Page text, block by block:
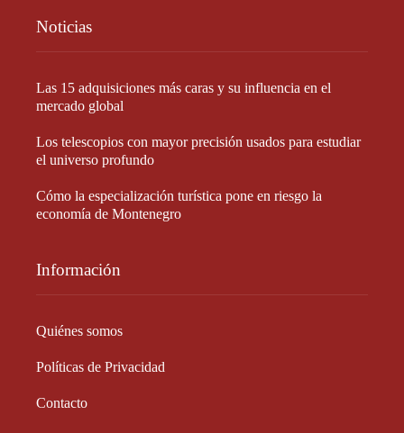
Noticias
Las 15 adquisiciones más caras y su influencia en el
mercado global
Los telescopios con mayor precisión usados para estudiar
el universo profundo
Cómo la especialización turística pone en riesgo la
economía de Montenegro
Información
Quiénes somos
Políticas de Privacidad
Contacto